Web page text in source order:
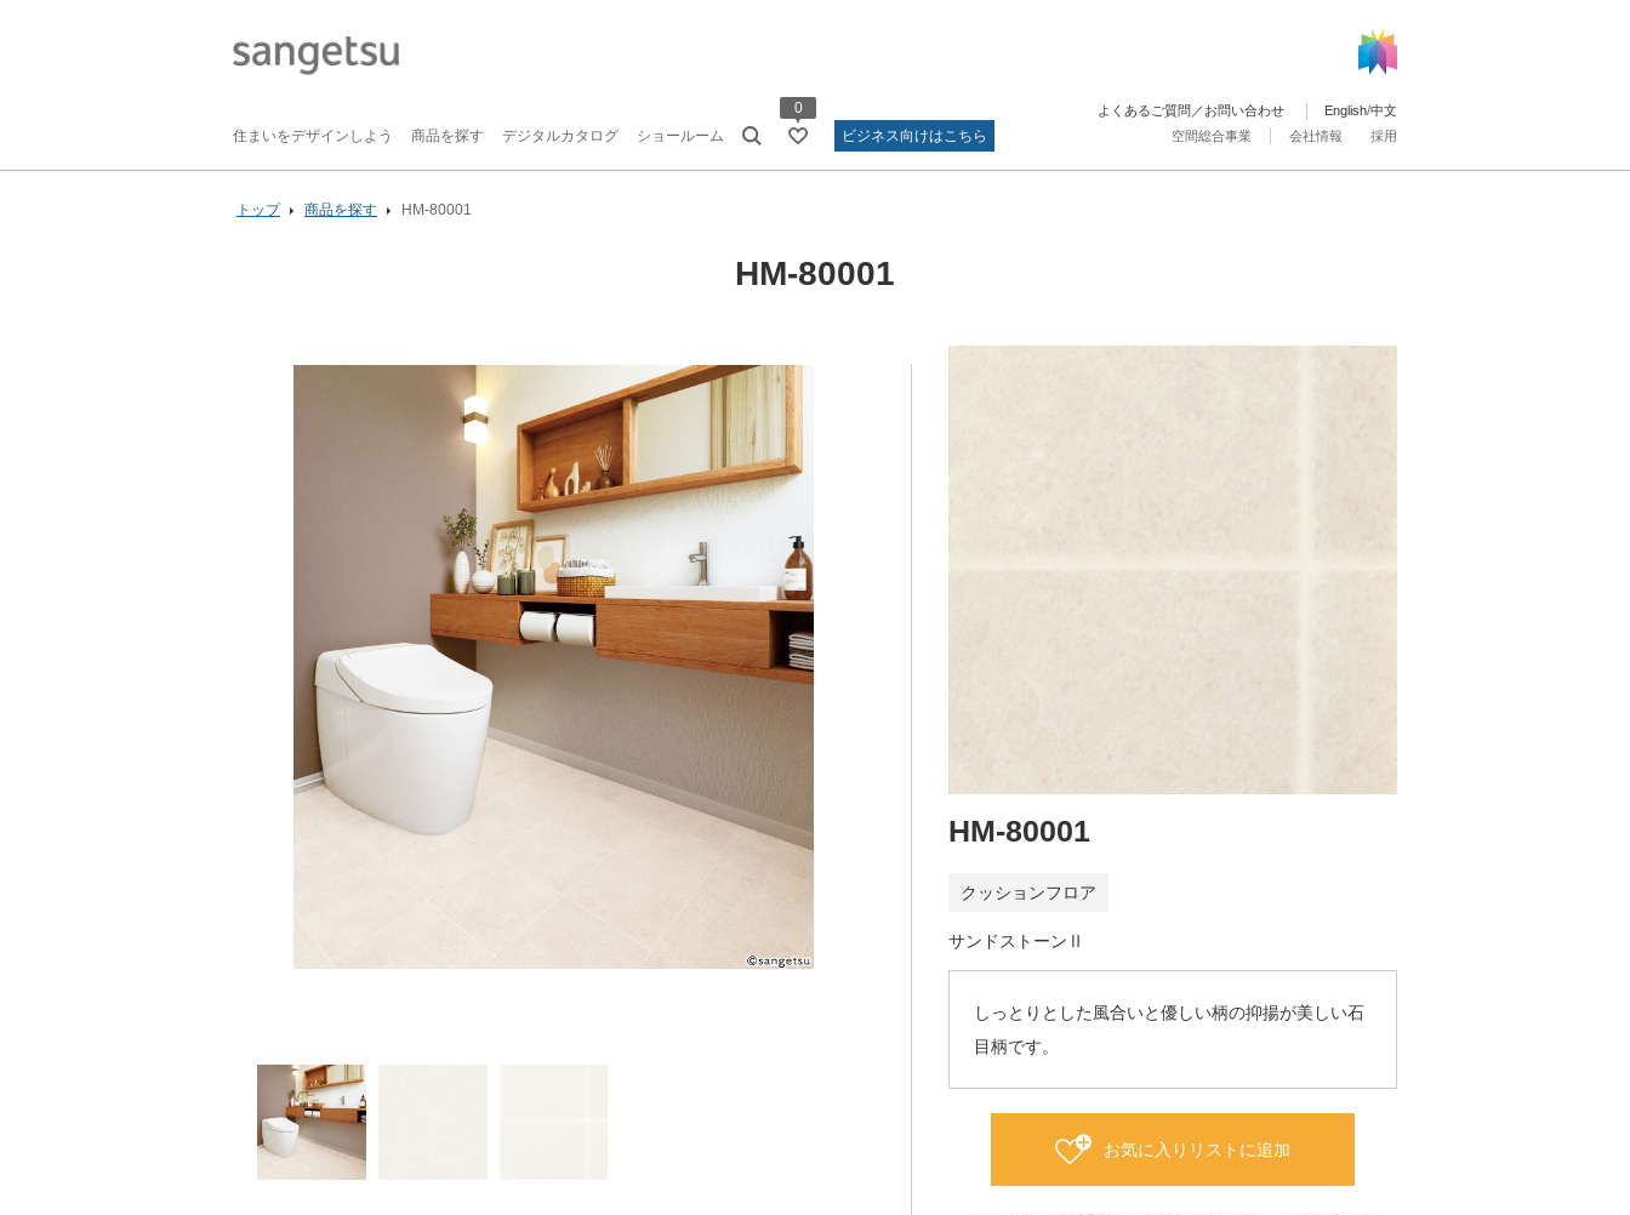
住まいをデザインしよう 商品を探す デジタルカタログ ショールーム
0
ビジネス向けはこちら
空間総合事業 会社情報 採用
よくあるご質問／お問い合わせ English/中文
トップ 商品を探す HM-80001
HM-80001
HM-80001
クッションフロア
サンドストーンⅡ
しっとりとした風合いと優しい柄の抑揚が美しい石
目柄です。
お気に入りリストに追加